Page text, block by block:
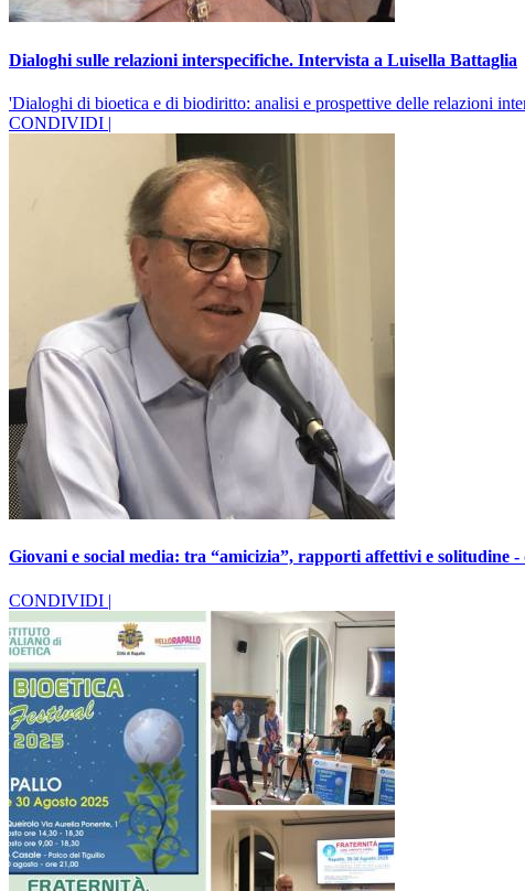
Dialoghi sulle relazioni interspecifiche. Intervista a Luisella Battaglia
'Dialoghi di bioetica e di biodiritto: analisi e prospettive delle relazioni
CONDIVIDI |
Giovani e social media: tra “amicizia”, rapporti affettivi e solitudine
CONDIVIDI |